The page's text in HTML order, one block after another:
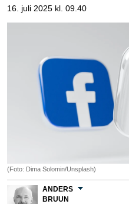
16. juli 2025 kl. 09.40
(Foto: Dima Solomin/Unsplash)
ANDERS
BRUUN